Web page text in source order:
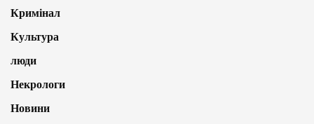
Кримінал
Культура
люди
Некрологи
Новини